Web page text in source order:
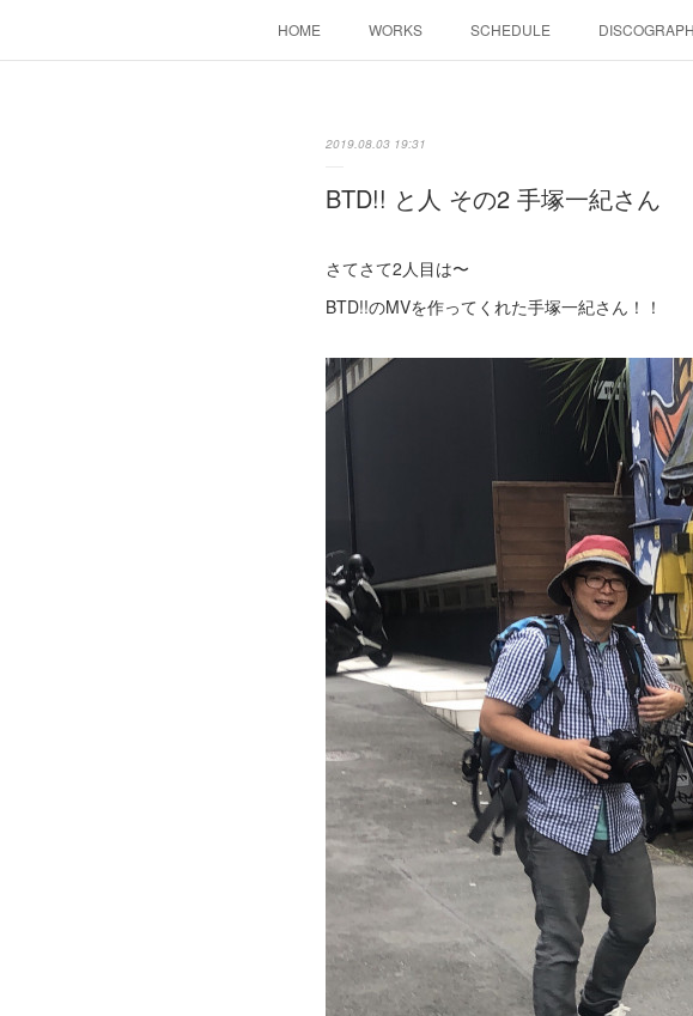
HOME WORKS SCHEDULE
2019.08.03 19:31
BTD!! と人 その2 手塚一紀さん
さてさて2人目は〜
BTD!!のMVを作ってくれた手塚一紀さん！！